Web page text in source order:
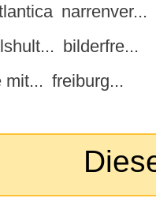
narrenver...
bilderfre...
mit... freiburg...